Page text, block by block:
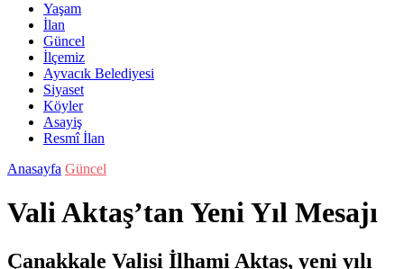
Yaşam
İlan
Güncel
İlçemiz
Ayvacık Belediyesi
Siyaset
Köyler
Asayiş
Resmî İlan
Anasayfa Güncel
Vali Aktaş’tan Yeni Yıl Mesajı
Çanakkale Valisi İlhami Aktaş, yeni yılı